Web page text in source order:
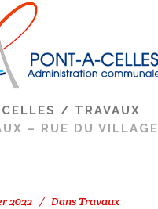
/ TRAVAUX
– RUE DU VILLAGE
2022 Dans Travaux